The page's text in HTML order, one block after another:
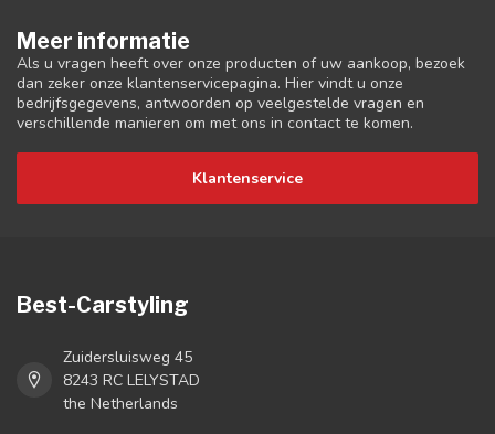
Meer informatie
Als u vragen heeft over onze producten of uw aankoop, bezoek
dan zeker onze klantenservicepagina. Hier vindt u onze
bedrijfsgegevens, antwoorden op veelgestelde vragen en
verschillende manieren om met ons in contact te komen.
Klantenservice
Best-Carstyling
Zuidersluisweg 45
8243 RC LELYSTAD
the Netherlands